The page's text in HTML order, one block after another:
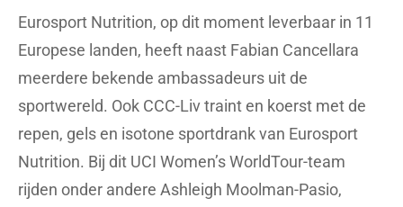
Eurosport Nutrition, op dit moment leverbaar in 11
Europese landen, heeft naast Fabian Cancellara
meerdere bekende ambassadeurs uit de
sportwereld. Ook CCC-Liv traint en koerst met de
repen, gels en isotone sportdrank van Eurosport
Nutrition. Bij dit UCI Women’s WorldTour-team
rijden onder andere Ashleigh Moolman-Pasio,